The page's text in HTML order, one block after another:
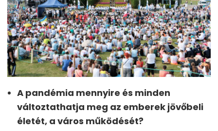
A pandémia mennyire és minden
változtathatja meg az emberek jövőbeli
életét, a város működését?